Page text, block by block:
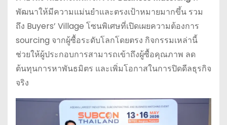
พัฒนาให้มีความแม่นยำและตรงเป้าหมายมากขึ้น รวม
ถึง Buyers’ Village โซนพิเศษที่เปิดเผยความต้องการ
sourcing จากผู้ซื้อระดับโลกโดยตรง กิจกรรมเหล่านี้
ช่วยให้ผู้ประกอบการสามารถเข้าถึงผู้ซื้อคุณภาพ ลด
ต้นทุนการหาพันธมิตร และเพิ่มโอกาสในการปิดดีลธุรกิจ
จริง